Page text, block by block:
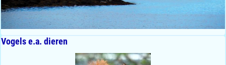
Vogels e.a. dieren